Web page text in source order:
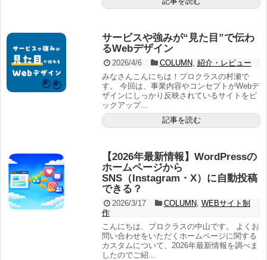
サービスや強みが“見た目”で伝わ
るWebデザイン
2026/4/6 COLUMN, 紹介・レビュー
みなさんこんにちは！プロクラスの村瀬で
す。 今回は、事業内容やコンセプトがWebデ
ザインにしっかり反映されているサイトをピ
ックアップ...
記事を読む
【2026年最新情報】WordPressの
ホームページから
SNS（Instagram・X）に自動投稿
できる？
2026/3/17 COLUMN, WEBサイト制
作
こんにちは、プロクラスの中山です。 よくお
問い合わせをいただくホームページに関する
カスタムについて、2026年最新情報を調べま
したのでご紹...